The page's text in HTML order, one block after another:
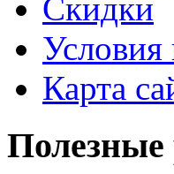
Скидки
Условия
Карта
Полезные